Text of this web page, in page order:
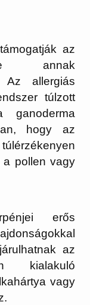
az
annak
Az allergiás
túlzott
hogy az
a pollen vagy
erős
az
kialakuló
vagy